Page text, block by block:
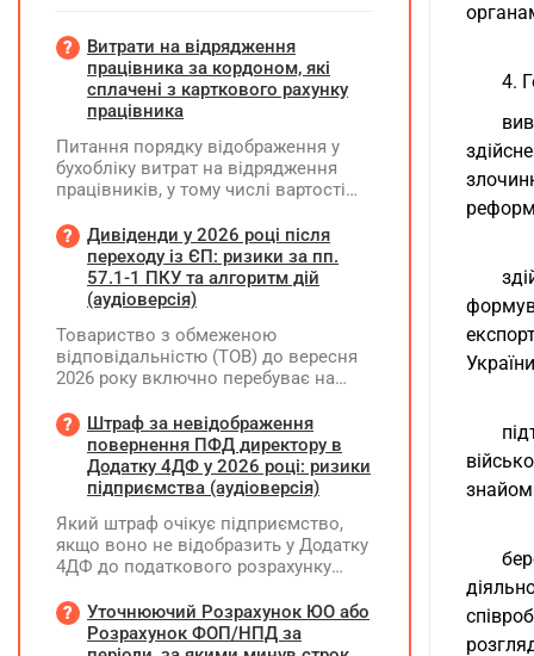
4.
Витрати на відрядження
працівника за кордоном, які
сплачені з карткового рахунку
працівника
Питання порядку відображення у
бухобліку витрат на відрядження
працівників, у тому числі вартості
карткового рахунку працівника та
підтвердження таких операцій
первинними документами, належать
до компетенції Мінфіну
Дивіденди у 2026 році після
переходу із ЄП: ризики за пп.
57.1-1 ПКУ та алгоритм дій
(аудіоверсія)
Товариство з обмеженою
відповідальністю (ТОВ) до вересня
2026 року включно перебуває на
(єдиний податок, 3 група, ставка 5%,
неплатник ПДВ). З 1 жовтня 2026
року підприємство переходить на
загальну систему оподаткування
прибуток). За результатами
діяльності у періоді 2024–2025 років
(під час перебування на спрощеній
чистий прибуток, сума
нерозподіленого прибутку в балансі
Штраф за невідображення
повернення ПФД директору в
Додатку 4ДФ у 2026 році: ризики
підприємства (аудіоверсія)
Який штраф очікує підприємство,
якщо воно не відобразить у Додатку
4ДФ до податкового розрахунку
допомоги (ПФД) директору?
Уточнюючий Розрахунок ЮО або
Розрахунок ФОП/НПД за